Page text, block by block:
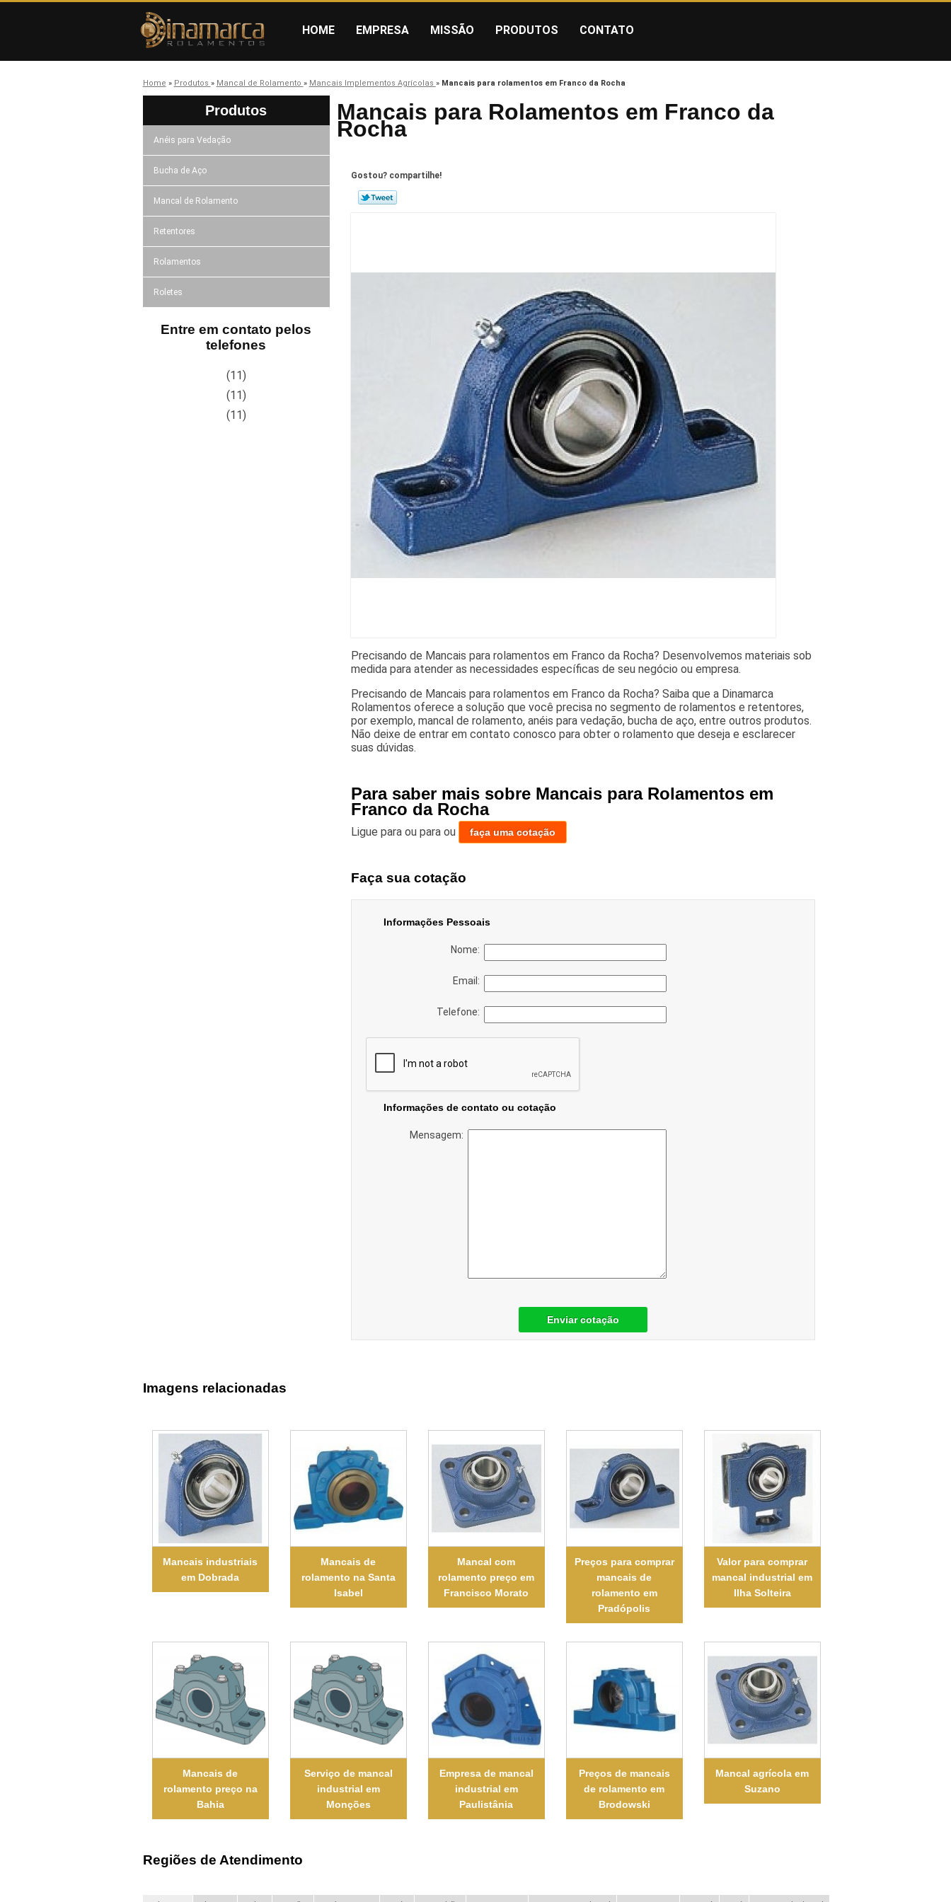
HOME EMPRESA MISSÃO PRODUTOS CONTATO
Home » Produtos » Mancal de Rolamento » Mancais Implementos Agrícolas » Mancais para rolamentos em Franco da Rocha
Produtos
Anéis para Vedação
Bucha de Aço
Mancal de Rolamento
Retentores
Rolamentos
Roletes
Entre em contato pelos
telefones
(11)
(11)
(11)
Mancais para Rolamentos em Franco da
Rocha
Gostou? compartilhe!
Precisando de Mancais para rolamentos em Franco da Rocha? Desenvolvemos materiais sob
medida para atender as necessidades específicas de seu negócio ou empresa.
Precisando de Mancais para rolamentos em Franco da Rocha? Saiba que a Dinamarca
Rolamentos oferece a solução que você precisa no segmento de rolamentos e retentores,
por exemplo, mancal de rolamento, anéis para vedação, bucha de aço, entre outros produtos.
Não deixe de entrar em contato conosco para obter o rolamento que deseja e esclarecer
suas dúvidas.
Para saber mais sobre Mancais para Rolamentos em
Franco da Rocha
Ligue para ou para ou faça uma cotação
Faça sua cotação
Informações Pessoais
Nome:
Email:
Telefone:
Informações de contato ou cotação
Mensagem:
Enviar cotação
Imagens relacionadas
Mancais industriais
em Dobrada
Mancais de
rolamento na Santa
Isabel
Mancal com
rolamento preço em
Francisco Morato
Preços para comprar
mancais de
rolamento em
Pradópolis
Valor para comprar
mancal industrial em
Ilha Solteira
Mancais de
rolamento preço na
Bahia
Serviço de mancal
industrial em
Monções
Empresa de mancal
industrial em
Paulistânia
Preços de mancais
de rolamento em
Brodowski
Mancal agrícola em
Suzano
Regiões de Atendimento